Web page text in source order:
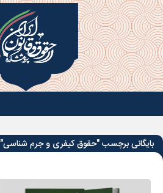
بایگانی برچسب "حقوق کیفری و جرم شناسی"